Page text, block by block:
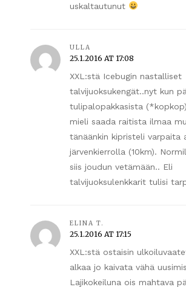
uskaltautunut
ULLA
25.1.2016 AT 17:08
XXL:stä Icebugin nastalliset
talvijuoksukengät..nyt kun
tulipalopakkasista
mieli saada raitista ilmaa
tänäänkin kipristeli varpaita
järvenkierrolla (10km).
siis joudun vetämään.. Eli
talvijuoksulenkkarit tulisi
ELINA T.
25.1.2016 AT 17:15
XXL:stä ostaisin
alkaa jo kaivata vähä
Lajikokeiluna ois mahtava